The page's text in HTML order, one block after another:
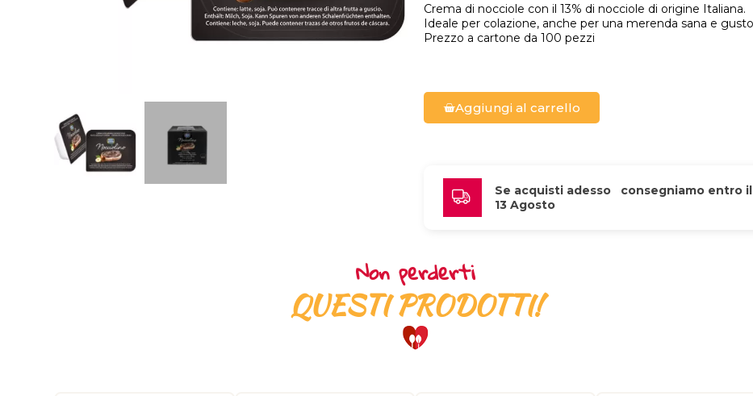
Crema di nocciole con il 13% di nocciole di origine Italiana.
Ideale per colazione, anche per una merenda sana e gustosa.
Prezzo a cartone da 100 pezzi
Aggiungi al carrello
Se acquisti adesso   consegniamo entro il
13 Agosto
Non perderti
QUESTI PRODOTTI!